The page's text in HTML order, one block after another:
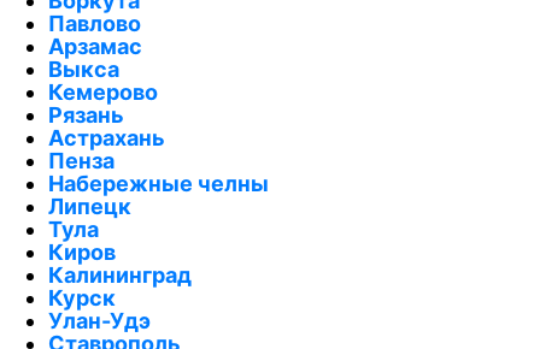
Павлово
Арзамас
Выкса
Кемерово
Рязань
Астрахань
Пенза
Набережные челны
Липецк
Тула
Киров
Калининград
Курск
Улан-Удэ
Ставрополь